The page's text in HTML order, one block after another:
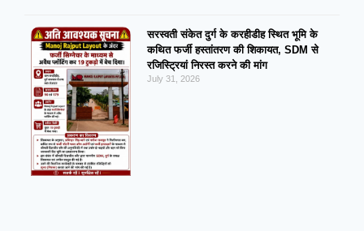
सरस्वती संकेत दुर्ग के करहीडीह स्थित भूमि के
कथित फर्जी हस्तांतरण की शिकायत, SDM से
रजिस्ट्रियां निरस्त करने की मांग
July 31, 2026